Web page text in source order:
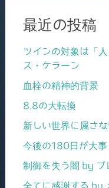
最近の投稿
ツインの対象は「
ス・ケラーン
血栓の精神的背景
8.8の大転換
新しい世界に属さ
今後の180日が大
制御を失う闇 by プ
全てに感謝する by